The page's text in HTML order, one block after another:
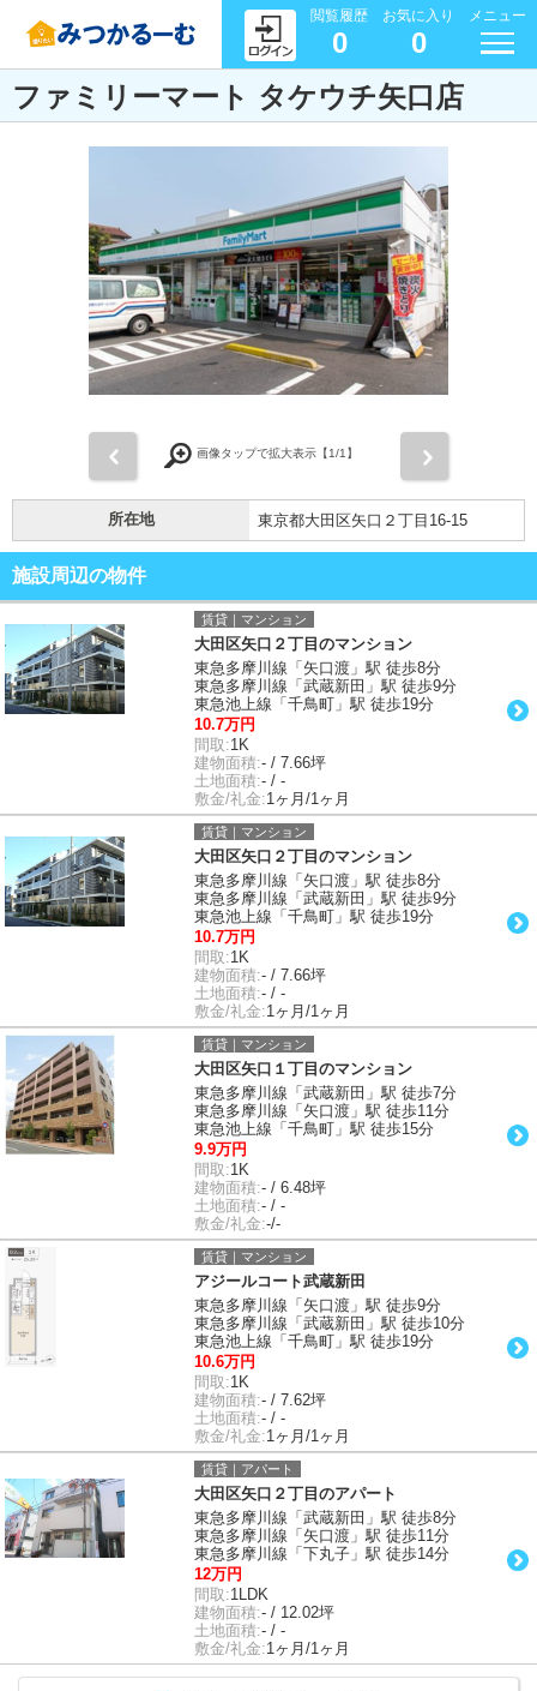
閲覧履歴
0
お気に入り
0
メニュー
ファミリーマート タケウチ矢口店
画像タップで拡大表示【1/1】
所在地 東京都大田区矢口２丁目16-15
施設周辺の物件
賃貸｜マンション
大田区矢口２丁目のマンション
東急多摩川線「矢口渡」駅 徒歩8分
東急多摩川線「武蔵新田」駅 徒歩9分
東急池上線「千鳥町」駅 徒歩19分
10.7万円
間取:1K
建物面積:- / 7.66坪
土地面積:- / -
敷金/礼金:1ヶ月/1ヶ月
賃貸｜マンション
大田区矢口２丁目のマンション
東急多摩川線「矢口渡」駅 徒歩8分
東急多摩川線「武蔵新田」駅 徒歩9分
東急池上線「千鳥町」駅 徒歩19分
10.7万円
間取:1K
建物面積:- / 7.66坪
土地面積:- / -
敷金/礼金:1ヶ月/1ヶ月
賃貸｜マンション
大田区矢口１丁目のマンション
東急多摩川線「武蔵新田」駅 徒歩7分
東急多摩川線「矢口渡」駅 徒歩11分
東急池上線「千鳥町」駅 徒歩15分
9.9万円
間取:1K
建物面積:- / 6.48坪
土地面積:- / -
敷金/礼金:-/-
賃貸｜マンション
アジールコート武蔵新田
東急多摩川線「矢口渡」駅 徒歩9分
東急多摩川線「武蔵新田」駅 徒歩10分
東急池上線「千鳥町」駅 徒歩19分
10.6万円
間取:1K
建物面積:- / 7.62坪
土地面積:- / -
敷金/礼金:1ヶ月/1ヶ月
賃貸｜アパート
大田区矢口２丁目のアパート
東急多摩川線「武蔵新田」駅 徒歩8分
東急多摩川線「矢口渡」駅 徒歩11分
東急多摩川線「下丸子」駅 徒歩14分
12万円
間取:1LDK
建物面積:- / 12.02坪
土地面積:- / -
敷金/礼金:1ヶ月/1ヶ月